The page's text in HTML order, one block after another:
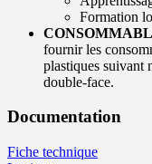
Formation
fournir les
plastiques suivant
double-face.
Documentation
Fiche technique